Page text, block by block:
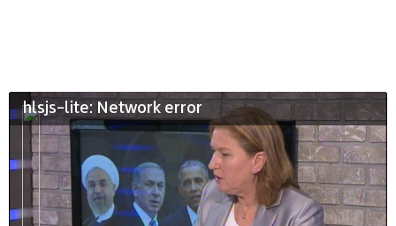
hlsjs-lite: Network error